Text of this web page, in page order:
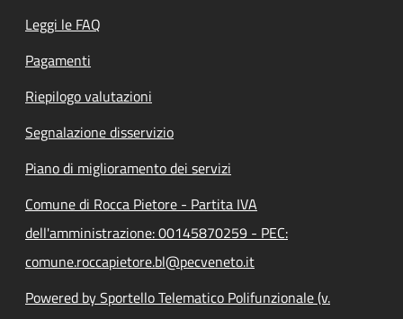
Leggi le FAQ
Pagamenti
Riepilogo valutazioni
Segnalazione disservizio
Piano di miglioramento dei servizi
Comune di Rocca Pietore - Partita IVA
dell'amministrazione: 00145870259 - PEC:
comune.roccapietore.bl@pecveneto.it
Powered by Sportello Telematico Polifunzionale (v.